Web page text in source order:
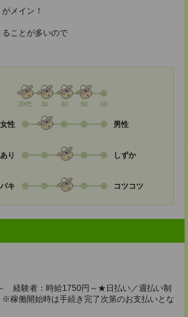
メイン！
ことが多いので
20代 30 40 50 60
女性 男性
り しずか
キ コツコツ
経験者：時給1750円～★日払い／週払い制
稼働開始時は手続き完了次第のお支払いとな